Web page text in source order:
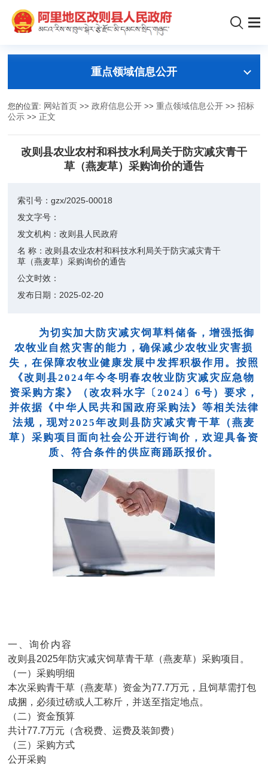
重点领域信息公开
您的位置: 网站首页 >>政府信息公开 >>重点领域信息公开 >>招标
公示 >> 正文
改则县农业农村和科技水利局关于防灾减灾青干
草（燕麦草）采购询价的通告
索引号：gzx/2025-00018
发文字号：
发文机构：改则县人民政府
名 称：改则县农业农村和科技水利局关于防灾减灾青干
草（燕麦草）采购询价的通告
公文时效：
发布日期： 2025-02-20
为切实加大防灾减灾饲草料储备，增强抵御
农牧业自然灾害的能力，确保减少农牧业灾害损
失 ，在保障农牧业健康发展中发挥积极作用。按照
《改则县2024年今冬明春农牧业防灾减灾应急物
资采购方案》（改农科水字
〔2024〕6号 ）要求，
并依据《中华人民共和国政府采购法》等相关法律
法规，现对2025年改则县防灾减灾青干草（燕麦
草）采购项目面向社会公开进行询价，欢迎具备资
质、符合条件的供应商踊跃报价。
一、询价内容
改则县2025年防灾减灾饲草青干草（燕麦草）采购项目。
（一）采购明细
本次采购青干草（燕麦草）资金为77.7万元，且饲草需打包
成捆，必须过磅或人工称斤，并送至指定地点。
（二）资金预算
共计77.7万元（含税费、运费及装卸费）
（三）采购方式
公开采购